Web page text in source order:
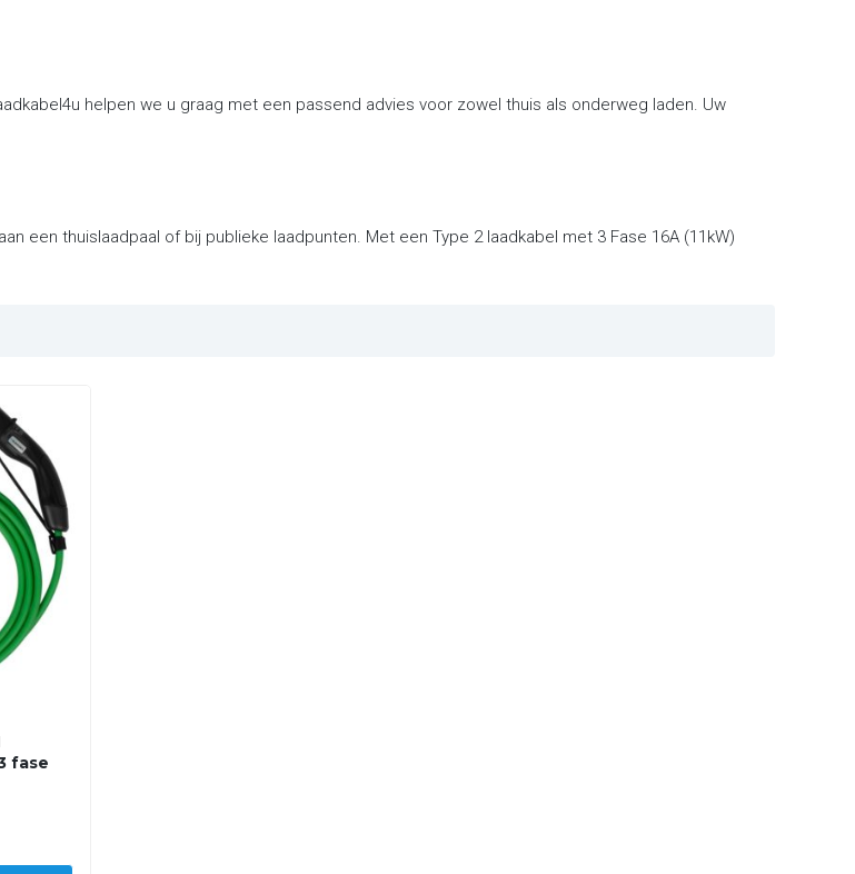
helpen we u graag met een passend advies voor zowel thuis als onderweg laden. Uw
een thuislaadpaal of bij publieke laadpunten. Met een Type 2 laadkabel met 3 Fase 16A (11kW)
fase